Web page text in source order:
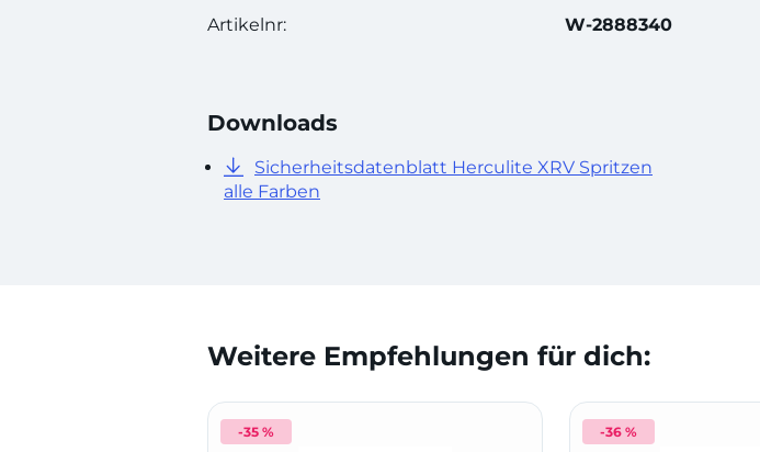
Artikelnr: W-2888340
Downloads
Sicherheitsdatenblatt Herculite XRV Spritzen
alle Farben
Weitere Empfehlungen für dich:
-35 % -36 %